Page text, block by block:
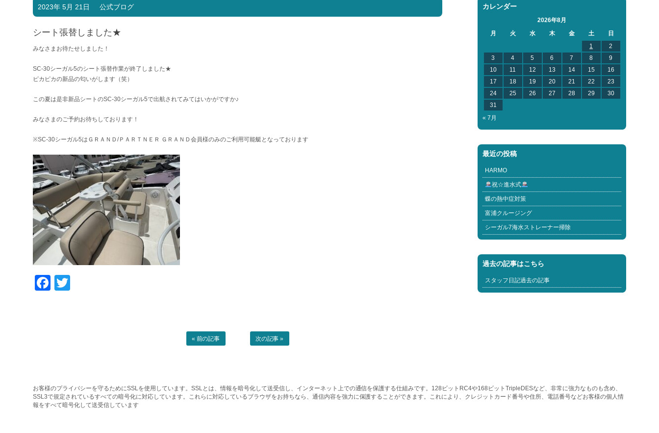
2023年 5月 21日 公式ブログ
シート張替しました★
みなさまお待たせしました！
SC-30シーガル5のシート張替作業が終了しました★
ピカピカの新品の匂いがします（笑）
この夏は是非新品シートのSC-30シーガル5で出航されてみてはいかがですか♪
みなさまのご予約お待ちしております！
※SC-30シーガル5はＧＲＡＮＤ/ＰＡＲＴＮＥＲ ＧＲＡＮＤ会員様のみのご利用可能艇となっております
Facebook
« 前の記事 次の記事 »
カレンダー
2026年8月
月
火 水 木 金 土
日
1
2
3
4 5 6 7 8
9
10
11 12 13 14 15
16
17
18 19 20 21 22
23
24
25 26 27 28 29
30
31
« 7月
最近の投稿
HARMO
祝☆進水式
蝶の熱中症対策
富浦クルージング
シーガル7海水ストレーナー掃除
過去の記事はこちら
スタッフ日記過去の記事
お客様のプライバシーを守るためにSSLを使用しています。SSLとは、情報を暗号化して送受信し、インターネット上での通信を保護する仕組みです。128ビットRC4や168ビットTripleDESなど、非常に強力なものも含め、
SSL3で規定されているすべての暗号化に対応しています。これらに対応しているブラウザをお持ちなら、通信内容を強力に保護することができます。これにより、クレジットカード番号や住所、電話番号などお客様の個人情
報をすべて暗号化して送受信しています